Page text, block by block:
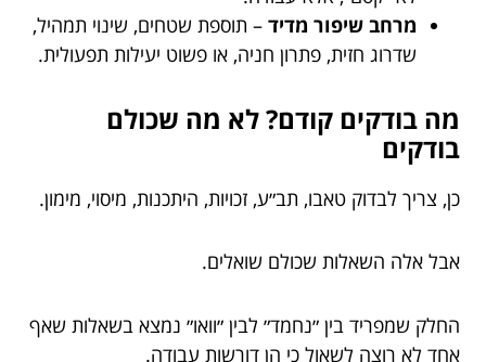
מרחב שיפור מדיד – תוספת שטחים, שינוי תמהיל,
שדרוג חזית, פתרון חניה, או פשוט יעילות תפעולית.
מה בודקים קודם? לא מה שכולם
בודקים
כן, צריך לבדוק טאבו, תב״ע, זכויות, היתכנות, מיסוי, מימון.
אבל אלה השאלות שכולם שואלים.
החלק שמפריד בין ״נחמד״ לבין ״וואו״ נמצא בשאלות שאף
אחד לא רוצה לשאול כי הן דורשות עבודה.